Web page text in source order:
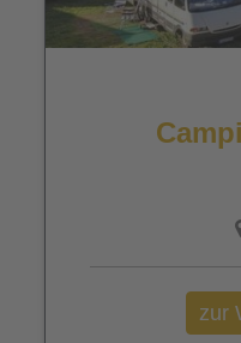
zur